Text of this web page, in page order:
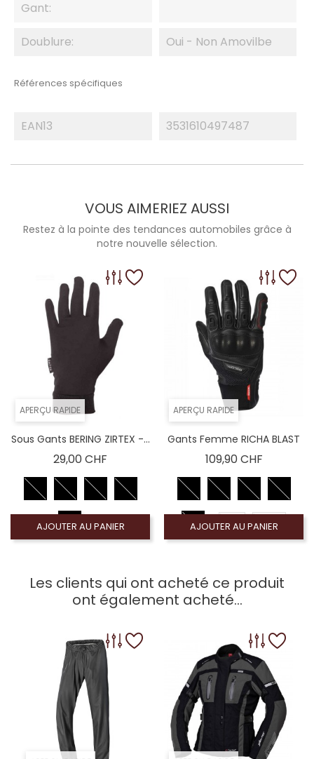
Gant:
Doublure: Oui - Non Amovilbe
Références spécifiques
EAN13 3531610497487
VOUS AIMERIEZ AUSSI
Restez à la pointe des tendances automobiles grâce à
notre nouvelle sélection.
APERÇU RAPIDE
Sous Gants BERING ZIRTEX -...
29,00 CHF
AJOUTER AU PANIER
APERÇU RAPIDE
Gants Femme RICHA BLAST
109,90 CHFPrix
DM D2XL
AJOUTER AU PANIER
Les clients qui ont acheté ce produit
ont également acheté...